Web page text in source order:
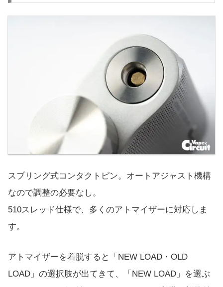
スプリング式コンタクトピン。オートアジャスト機構
なので調整の必要なし。
510スレッド仕様で、多くのアトマイザーに対応しま
す。
アトマイザーを着脱すると「NEW LOAD・OLD
LOAD」の選択肢が出てきて、「NEW LOAD」を選ぶ